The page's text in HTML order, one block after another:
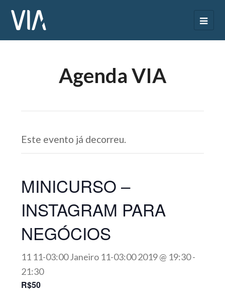
Agenda VIA
Este evento já decorreu.
MINICURSO –
INSTAGRAM PARA
NEGÓCIOS
11 11-03:00 Janeiro 11-03:00 2019 @ 19:30-
21:30
R$50